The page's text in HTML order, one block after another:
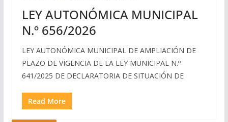
LEY AUTONÓMICA MUNICIPAL
N.º 656/2026
LEY AUTONÓMICA MUNICIPAL DE AMPLIACIÓN DE
PLAZO DE VIGENCIA DE LA LEY MUNICIPAL N.º
641/2025 DE DECLARATORIA DE SITUACIÓN DE
Read More